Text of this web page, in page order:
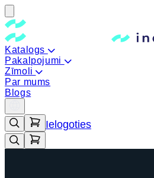
Katalogs
Pakalpojumi
Zīmoli
Par mums
Blogs
Ielogoties